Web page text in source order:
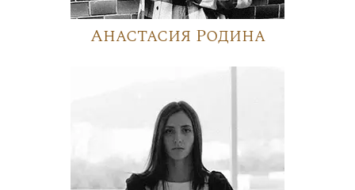
Анастасия Родина